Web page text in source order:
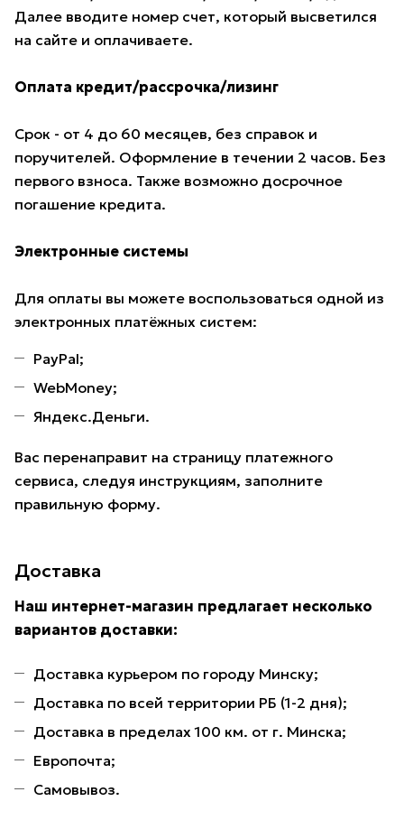
Далее вводите номер счет, который высветился
на сайте и оплачиваете.
Оплата кредит/рассрочка/лизинг
Срок - от 4 до 60 месяцев, без справок и
поручителей. Оформление в течении 2 часов. Без
первого взноса. Также возможно досрочное
погашение кредита.
Электронные системы
Для оплаты вы можете воспользоваться одной из
электронных платёжных систем:
PayPal;
WebMoney;
Яндекс.Деньги.
Вас перенаправит на страницу платежного
сервиса, следуя инструкциям, заполните
правильную форму.
Доставка
Наш интернет-магазин предлагает несколько
вариантов доставки:
Доставка курьером по городу Минску;
Доставка по всей территории РБ (1-2 дня);
Доставка в пределах 100 км. от г. Минска;
Европочта;
Самовывоз.